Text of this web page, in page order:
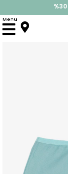
Menu
Anasayfa Pijama &